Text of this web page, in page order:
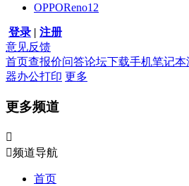
OPPOReno12
登录 | 注册
意见反馈
首页查报价问答论坛下载手机笔记本
器办公打印 更多
更多频道

频道导航
首页